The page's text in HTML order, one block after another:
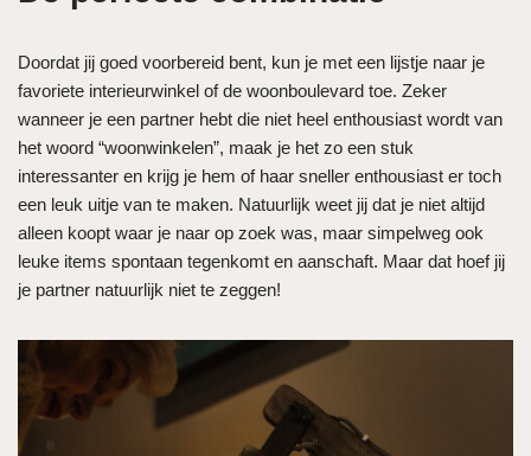
Doordat jij goed voorbereid bent, kun je met een lijstje naar je
favoriete interieurwinkel of de woonboulevard toe. Zeker
wanneer je een partner hebt die niet heel enthousiast wordt van
het woord “woonwinkelen”, maak je het zo een stuk
interessanter en krijg je hem of haar sneller enthousiast er toch
een leuk uitje van te maken. Natuurlijk weet jij dat je niet altijd
alleen koopt waar je naar op zoek was, maar simpelweg ook
leuke items spontaan tegenkomt en aanschaft. Maar dat hoef jij
je partner natuurlijk niet te zeggen!